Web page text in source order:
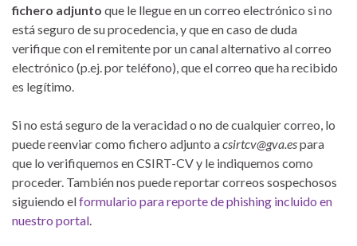
fichero adjunto que le llegue en un correo electrónico si no
está seguro de su procedencia, y que en caso de duda
verifique con el remitente por un canal alternativo al correo
electrónico (p.ej. por teléfono), que el correo que ha recibido
es legítimo.
Si no está seguro de la veracidad o no de cualquier correo, lo
puede reenviar como fichero adjunto acsirtcv@gva.espara
que lo verifiquemos en CSIRT-CV y le indiquemos como
proceder. También nos puede reportar correos sospechosos
siguiendo elformulario para reporte de phishing incluido en
nuestro portal.